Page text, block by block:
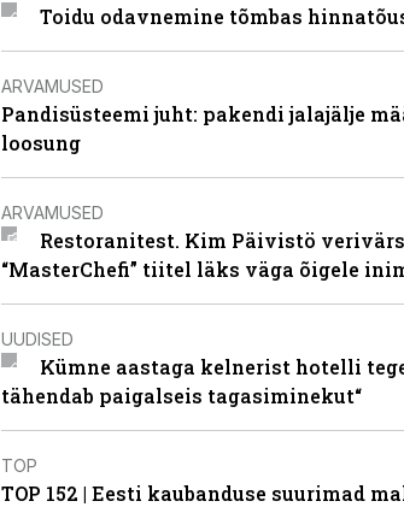
Toidu odavnemine tõmbas
ARVAMUSED
Pandisüsteemi juht: pakendi jalajälje
loosung
ARVAMUSED
Restoranitest. Kim Päivistö
“MasterChefi” tiitel läks väga õigele
UUDISED
Kümne aastaga kelnerist hotelli
tähendab paigalseis tagasiminekut“
TOP
TOP 152 | Eesti kaubanduse suurimad